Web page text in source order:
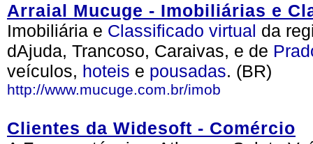
Arraial Mucuge - Imobiliárias e
Imobiliária e Classificado virtual da
dAjuda, Trancoso, Caraivas, e de
veículos, hoteis e pousadas. (BR)
http://www.mucuge.com.br/imob
Clientes da Widesoft - Comércio